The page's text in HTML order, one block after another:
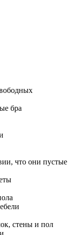
бра
что они пустые
стены и пол